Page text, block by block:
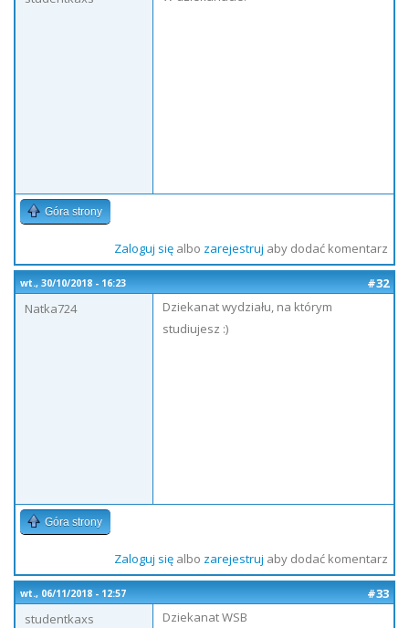
Góra strony
Zaloguj sięalbo zarejestruj aby dodać komentarz
wt., 30/10/2018 - 16:23
#32
Natka724
Dziekanat wydziału, na którym
studiujesz :)
Góra strony
Zaloguj sięalbo zarejestruj aby dodać komentarz
wt., 06/11/2018 - 12:57
#33
studentkaxs
Dziekanat WSB